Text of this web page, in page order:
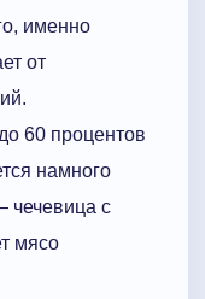
именно
от
60 процентов
намного
чечевица с
мясо